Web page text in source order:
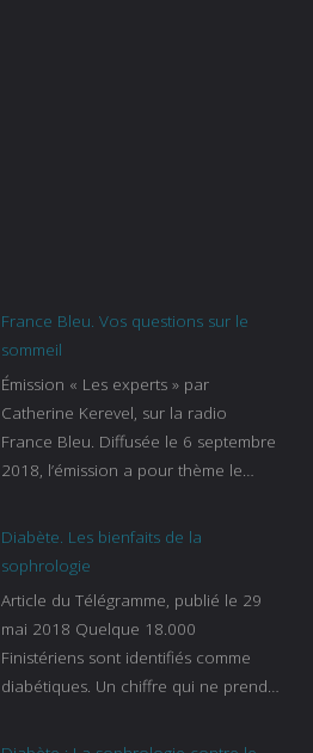
France Bleu. Vos questions sur le
sommeil
Émission « Les experts » par
Catherine Kerevel, sur la radio
France Bleu. Diffusée le 6 septembre
2018, l’émission a pour thème le
bleu :
https://www.francebleu.fr/emissions/l
sur-le-sommeil
Diabète. Les bienfaits de la
sophrologie
Article du Télégramme, publié le 29
mai 2018 Quelque 18.000
Finistériens sont identifiés comme
diabétiques. Un chiffre qui ne prend
s’ignorent. « C’est une pathologie qui